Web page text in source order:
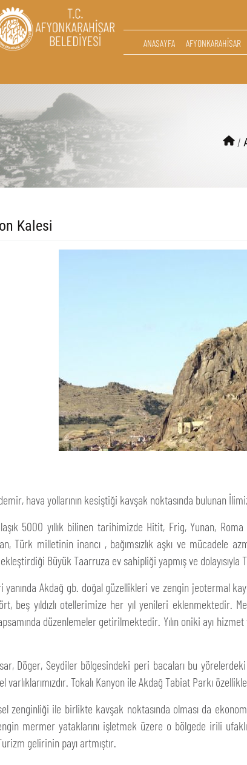
ANASAYFA AFYONKARAHİSAR
/
Kalesi
hava yollarının kesiştiği kavşak noktasında bulunan
5000 yıllık bilinen tarihimizde Hitit, Frig, Yunan,
Türk milletinin inancı , bağımsızlık aşkı ve
Büyük Taarruza ev sahipliği yapmış ve
Akdağ gb. doğal güzellikleri ve zengin jeotermal
beş yıldızlı otellerimize her yıl yenileri
düzenlemeler getirilmektedir. Yılın oniki ayı
Döger, Seydiler bölgesindeki peri bacaları bu
Tokalı Kanyon ile Akdağ Tabiat Parkı
zenginliği ile birlikte kavşak noktasında olması da
mermer yataklarını işletmek üzere o bölgede irili
gelirinin payı artmıştır.